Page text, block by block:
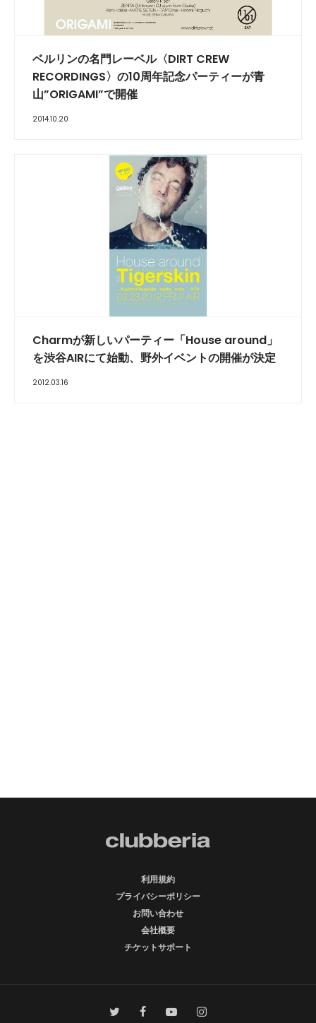
ベルリンの名門レーベル〈DIRT CREW
RECORDINGS〉の10周年記念パーティーが青
山”ORIGAMI”で開催
2014.10.20
Charmが新しいパーティー「House around」
を渋谷AIRにて始動、野外イベントの開催が決定
2012.03.16
利用規約
プライバシーポリシー
お問い合わせ
会社概要
チケットサポート